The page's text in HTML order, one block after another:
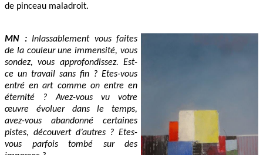
de pinceau maladroit.
MN :Inlassablement vous faites
de la couleur une immensité, vous
sondez, vous approfondissez. Est-
ce un travail sans fin ? Etes-vous
entré en art comme on entre en
éternité ? Avez-vous vu votre
œuvre évoluer dans le temps,
avez-vous abandonné certaines
pistes, découvert d’autres ? Etes-
vous parfois tombé sur des